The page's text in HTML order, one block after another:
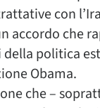
con
accordo che
politica
Obama.
che –